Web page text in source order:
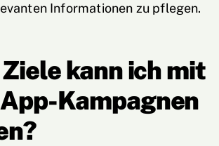
Informationen zu pflegen.
kann ich mit
Kampagnen